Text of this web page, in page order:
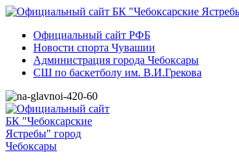
Официальный сайт РФБ
Новости спорта Чувашии
Администрация города Чебоксары
СШ по баскетболу им. В.И.Грекова